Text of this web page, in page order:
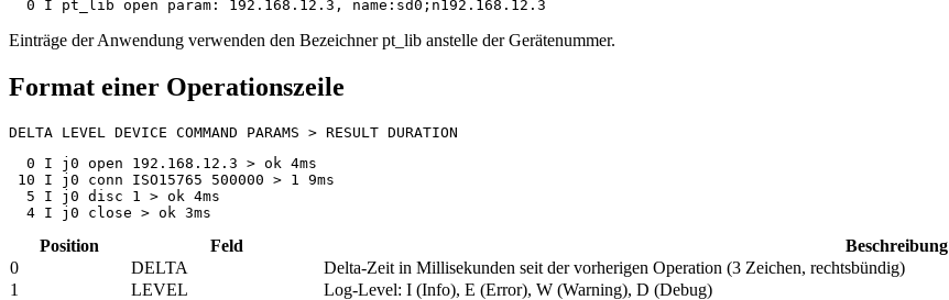
  0 I pt_lib open param: 192.168.12.3, name:sd0;n192.168.12.3
Einträge der Anwendung verwenden den Bezeichnerpt_lib anstelle der Gerätenummer.
Format einer Operationszeile
DELTA LEVEL DEVICE COMMAND PARAMS > RESULT DURATION
  0 I j0 open 192.168.12.3 > ok 4ms
10 I j0 conn ISO15765 500000 > 1 9ms
  5 I j0 disc 1 > ok 4ms
  4 I j0 close > ok 3ms
Position Feld
Beschreibung
0
DELTA
Delta-Zeit in Millisekunden seit der vorherigen Operation (3 Zeichen, rechtsbündig)
1
LEVEL
Log-Level: I (Info), E (Error), W (Warning), D (Debug)